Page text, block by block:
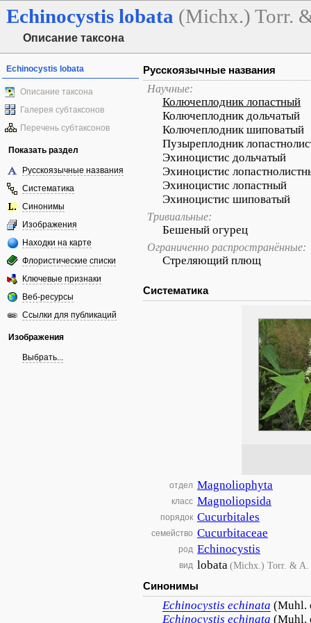
Echinocystis lobata (Michx.) Torr.
Описание таксона
Echinocystis lobata
Описание таксона
Галерея субтаксонов
Перечень субтаксонов
Показать раздел
Русскоязычные названия
Систематика
Синонимы
Изображения
Находки на карте
Флористические списки
Ключевые признаки
Веб-ресурсы
Ссылки для публикаций
Изображения
Выбрать...
Русскоязычные названия
Научные:
Колючеплодник лопастный
Колючеплодник дольчатый
Колючеплодник шиповатый
Пузыреплодник
Эхиноцистис дольчатый
Эхиноцистис
Эхиноцистис лопастный
Эхиноцистис шиповатый
Тривиальные:
Бешеный огурец
Ограниченно распространённые:
Стреляющий плющ
Систематика
отдел Magnoliophyta
класс Magnoliopsida
порядок Cucurbitales
семейство Cucurbitaceae
род Echinocystis
вид lobata(Michx.) Torr. & A.
Синонимы
Echinocystis echinata (Muhl.
Echinocystis echinata (Muhl.